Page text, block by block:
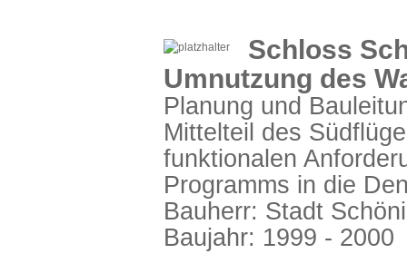
Schloss
Umnutzung des
Planung und
Mittelteil des
funktionalen
Programms in die
Bauherr: Stadt
Baujahr: 1999 - 2000